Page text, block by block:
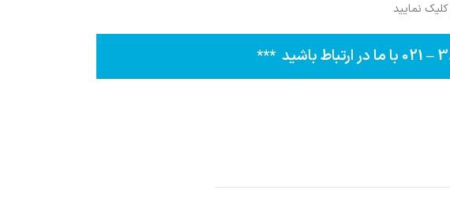
کلیک نمایید